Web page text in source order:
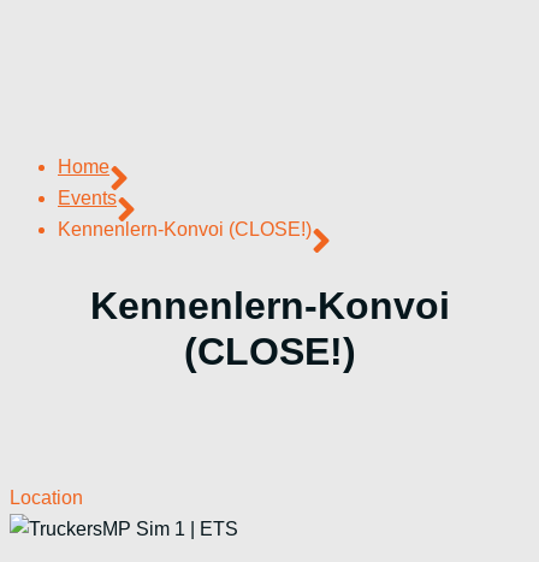
Home
Events
Kennenlern-Konvoi (CLOSE!)
Kennenlern-Konvoi
(CLOSE!)
Location